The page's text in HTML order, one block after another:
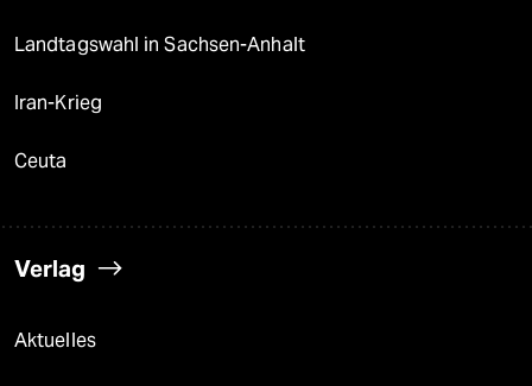
Landtagswahl in Sachsen-Anhalt
Iran-Krieg
Ceuta
Verlag
Aktuelles